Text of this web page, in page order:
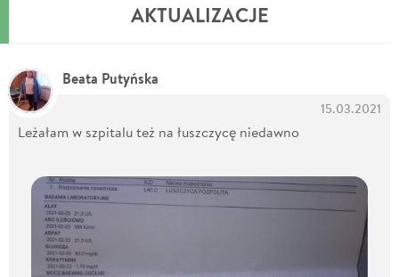
AKTUALIZACJE
Beata Putyńska
15.03.2021
Leżałam w szpitalu też na łuszczycę niedawno